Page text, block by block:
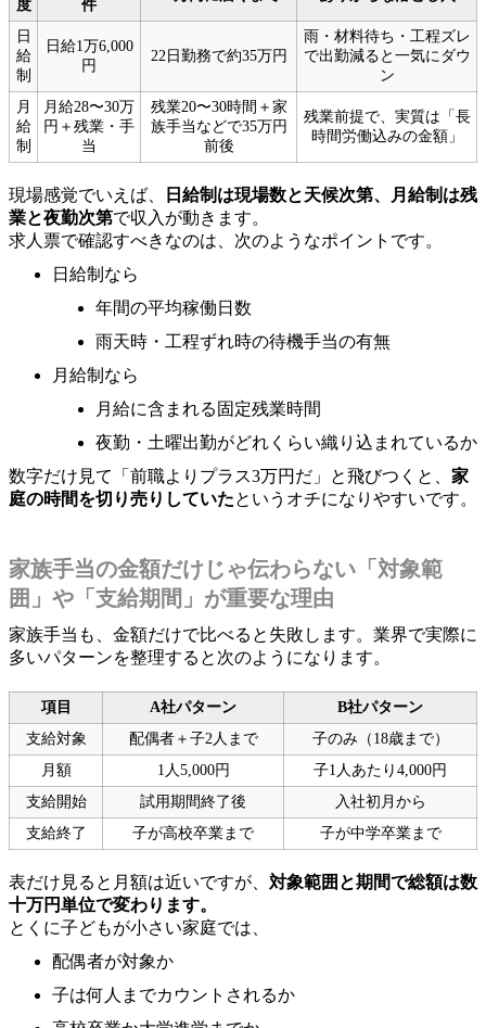
度 件
日
給
制
日給1万6,000
円
22日勤務で約35万円
雨・材料待ち・工程ズレ
で出勤減ると一気にダウ
ン
月
給
制
月給28〜30万
円＋残業・手
当
残業20〜30時間＋家
族手当などで35万円
前後
残業前提で、実質は「長
時間労働込みの金額」
現場感覚でいえば、
日給制は現場数と天候次第、月給制は残
業と夜勤次第で収入が動きます。
求人票で確認すべきなのは、次のようなポイントです。
日給制なら
年間の平均稼働日数
雨天時・工程ずれ時の待機手当の有無
月給制なら
月給に含まれる固定残業時間
夜勤・土曜出勤がどれくらい織り込まれているか
数字だけ見て「前職よりプラス3万円だ」と飛びつくと、 家
庭の時間を切り売りしていたというオチになりやすいです。
家族手当の金額だけじゃ伝わらない「対象範
囲」や「支給期間」が重要な理由
家族手当も、金額だけで比べると失敗します。業界で実際に
多いパターンを整理すると次のようになります。
項目 A社パターン
B社パターン
支給対象
配偶者＋子2人まで
子のみ（18歳まで）
月額
1人5,000円
子1人あたり4,000円
支給開始
試用期間終了後
入社初月から
支給終了
子が高校卒業まで 子が中学卒業まで
表だけ見ると月額は近いですが、 対象範囲と期間で総額は数
十万円単位で変わります。
とくに子どもが小さい家庭では、
配偶者が対象か
子は何人までカウントされるか